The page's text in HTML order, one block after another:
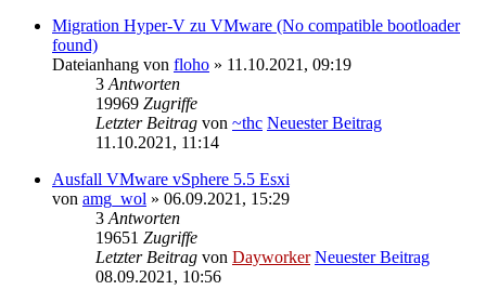
Migration Hyper-V zu VMware (No compatible bootloader
found)
Dateianhang von floho » 11.10.2021, 09:19
3 Antworten
19969 Zugriffe
Letzter Beitrag von ~thc Neuester Beitrag
11.10.2021, 11:14
Ausfall VMware vSphere 5.5 Esxi
von amg_wol » 06.09.2021, 15:29
3 Antworten
19651 Zugriffe
Letzter Beitrag von Dayworker Neuester Beitrag
08.09.2021, 10:56